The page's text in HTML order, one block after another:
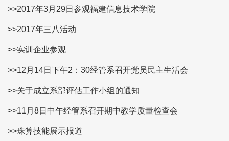
>>2017年3月29日参观福建信息技术学院
>>2017年三八活动
>>实训企业参观
>>12月14日下午2：30经管系召开党员民主生活会
>>关于成立系部评估工作小组的通知
>>11月8日中午经管系召开期中教学质量检查会
>>珠算技能展示报道